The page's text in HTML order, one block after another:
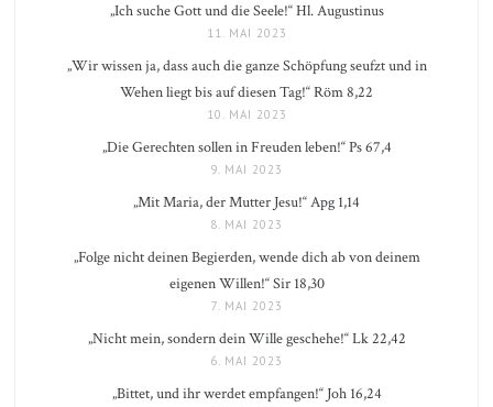
„Ich suche Gott und die Seele!“ Hl. Augustinus
11. MAI 2023
„Wir wissen ja, dass auch die ganze Schöpfung seufzt und in
Wehen liegt bis auf diesen Tag!“ Röm 8,22
10. MAI 2023
„Die Gerechten sollen in Freuden leben!“ Ps 67,4
9. MAI 2023
„Mit Maria, der Mutter Jesu!“ Apg 1,14
8. MAI 2023
„Folge nicht deinen Begierden, wende dich ab von deinem
eigenen Willen!“ Sir 18,30
7. MAI 2023
„Nicht mein, sondern dein Wille geschehe!“ Lk 22,42
6. MAI 2023
„Bittet, und ihr werdet empfangen!“ Joh 16,24